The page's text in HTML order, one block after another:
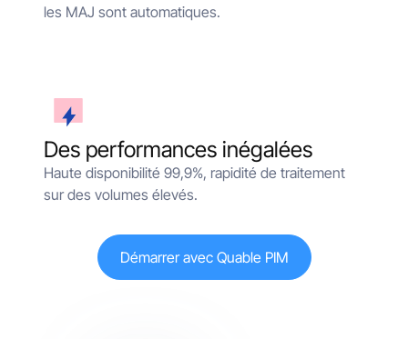
les MAJ sont automatiques.
Des performances inégalées
Haute disponibilité 99,9%, rapidité de traitement
sur des volumes élevés.
Démarrer avec Quable PIM